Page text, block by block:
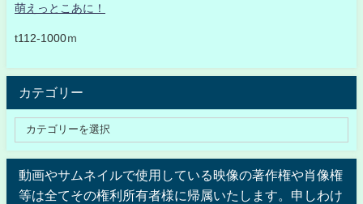
萌えっとこあに！
t112-1000ｍ
カテゴリー
動画やサムネイルで使用している映像の著作権や肖像権
等は全てその権利所有者様に帰属いたします。申しわけ